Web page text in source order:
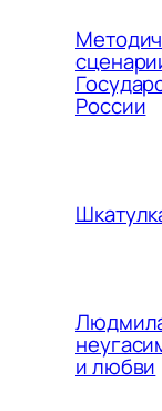
России
и любви